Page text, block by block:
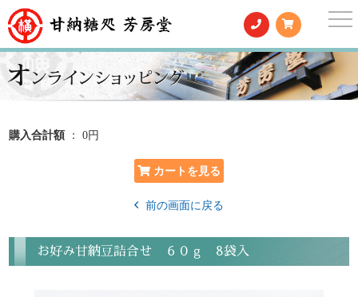
購入合計額 ： 0円
前の画面に戻る
お好み甘納豆詰合せ ６０ｇ 8袋入